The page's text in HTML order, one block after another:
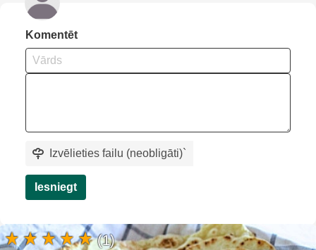
Komentēt
Izvēlieties failu (neobligāti)`
Iesniegt
(1)